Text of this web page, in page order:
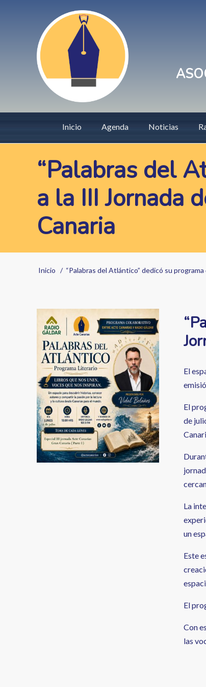
User
account
menu
Main
navigation
Inicio Agenda Noticias
“Palabras del
a la III Jornada
Canaria
Sobrescribir
de
ayuda
a
la
navegación
Inicio “Palabras del Atlántico” dedicó su
Image
El
El
de
La
un
Este
El
Con
las